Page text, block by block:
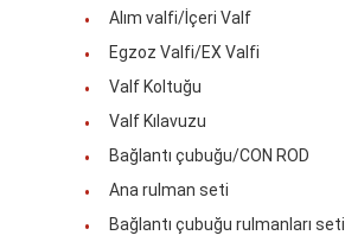
Kalite Kontrol
Bize Ulaşın
Haberler
Durumlar
Şimdi konuşalım.
Alım valfi/İçeri Valf
Egzoz Valfi/EX Valfi
Valf Koltuğu
Valf Kılavuzu
Bağlantı çubuğu/CON ROD
Ana rulman seti
Bağlantı çubuğu rulmanları seti